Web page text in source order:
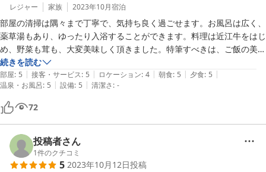
レジャー 家族 2023年10月宿泊
部屋の清掃は隅々まで丁寧で、気持ち良く過ごせます。お風呂は広く、
薬草湯もあり、ゆったり入浴することができます。料理は近江牛をはじ
め、野菜も茸も、大変美味しく頂きました。特筆すべきは、ご飯の美味
続きを読む
部屋: 5 | 接客・サービス: 5 | ロケーション: 4 | 朝食: 5 | 夕食: 5 |
温泉・お風呂: 5 | 設備: 5 | 清潔さ: -
72
投稿者さん
1件のクチコミ
5 2023年10月12日投稿